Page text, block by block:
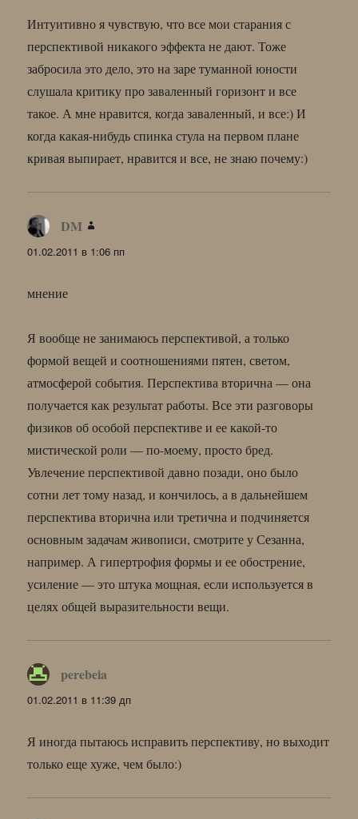
Интуитивно я чувствую, что все мои старания с
перспективой никакого эффекта не дают. Тоже
забросила это дело, это на заре туманной юности
слушала критику про заваленный горизонт и все
такое. А мне нравится, когда заваленный, и все:) И
когда какая-нибудь спинка стула на первом плане
кривая выпирает, нравится и все, не знаю почему:)
DM
01.02.2011 в 1:06 пп
мнение
Я вообще не занимаюсь перспективой, а только
формой вещей и соотношениями пятен, светом,
атмосферой события. Перспектива вторична — она
получается как результат работы. Все эти разговоры
физиков об особой перспективе и ее какой-то
мистической роли — по-моему, просто бред.
Увлечение перспективой давно позади, оно было
сотни лет тому назад, и кончилось, а в дальнейшем
перспектива вторична или третична и подчиняется
основным задачам живописи, смотрите у Сезанна,
например. А гипертрофия формы и ее обострение,
усиление — это штука мощная, если используется в
целях общей выразительности вещи.
perebeia
01.02.2011 в 11:39 дп
Я иногда пытаюсь исправить перспективу, но выходит
только еще хуже, чем было:)